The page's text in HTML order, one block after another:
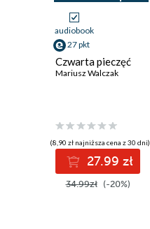
audiobook
27 pkt
Czwarta pieczęć
Mariusz Walczak
(8,90 zł najniższa cena z 30 dni)
27.99 zł
34.99zł (-20%)